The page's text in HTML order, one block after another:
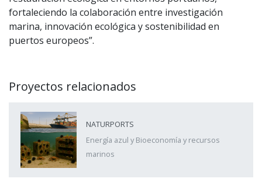
fortaleciendo la colaboración entre investigación
marina, innovación ecológica y sostenibilidad en
puertos europeos”.
Proyectos relacionados
NATURPORTS
Energía azul y Bioeconomía y recursos
marinos